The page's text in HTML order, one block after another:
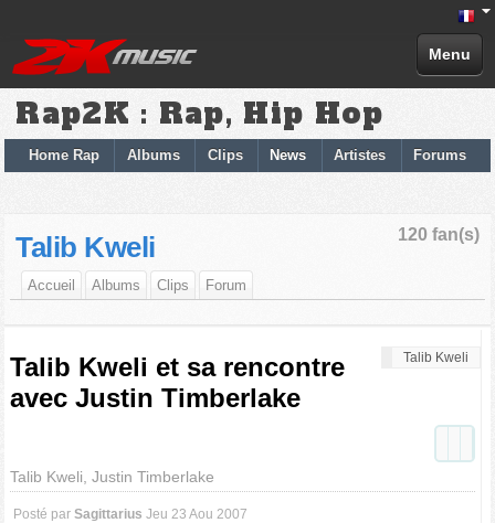
Menu
Rap2K : Rap, Hip Hop
Home Rap Albums Clips News Artistes Forums
120 fan(s)
Talib Kweli
Accueil Albums Clips Forum
Talib Kweli
Talib Kweli et sa rencontre
avec Justin Timberlake
Talib Kweli, Justin Timberlake
Posté parSagittarius Jeu 23 Aou 2007